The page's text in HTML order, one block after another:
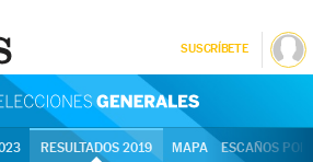
SUSCRÍBETE
RESULTADOS 2019 MAPA ESCAÑOS